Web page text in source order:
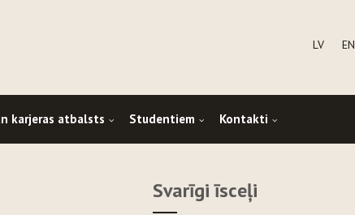
LV EN
karjeras atbalsts Studentiem Kontakti
Svarīgi īsceļi